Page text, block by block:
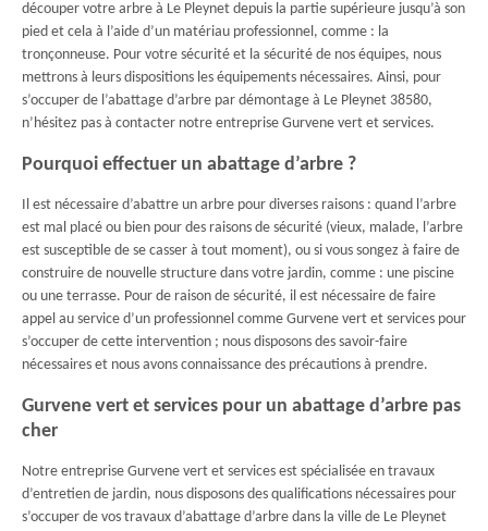
découper votre arbre à Le Pleynet depuis la partie supérieure jusqu’à son
pied et cela à l’aide d’un matériau professionnel, comme : la
tronçonneuse. Pour votre sécurité et la sécurité de nos équipes, nous
mettrons à leurs dispositions les équipements nécessaires. Ainsi, pour
s’occuper de l’abattage d’arbre par démontage à Le Pleynet 38580,
n’hésitez pas à contacter notre entreprise Gurvene vert et services.
Pourquoi effectuer un abattage d’arbre ?
Il est nécessaire d’abattre un arbre pour diverses raisons : quand l’arbre
est mal placé ou bien pour des raisons de sécurité (vieux, malade, l’arbre
est susceptible de se casser à tout moment), ou si vous songez à faire de
construire de nouvelle structure dans votre jardin, comme : une piscine
ou une terrasse. Pour de raison de sécurité, il est nécessaire de faire
appel au service d’un professionnel comme Gurvene vert et services pour
s’occuper de cette intervention ; nous disposons des savoir-faire
nécessaires et nous avons connaissance des précautions à prendre.
Gurvene vert et services pour un abattage d’arbre pas
cher
Notre entreprise Gurvene vert et services est spécialisée en travaux
d’entretien de jardin, nous disposons des qualifications nécessaires pour
s’occuper de vos travaux d’abattage d’arbre dans la ville de Le Pleynet